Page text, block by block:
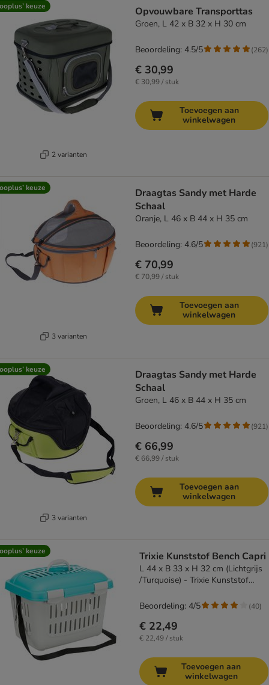
keuze
2 varianten
Opvouwbare Transporttas
Groen, L 42 x B 32 x H 30 cm
€ 30,99
€ 30,99 / stuk
Beoordeling: 4.5/5 (262)
Toevoegen aan
winkelwagen
keuze
3 varianten
Draagtas Sandy met Harde
Schaal
Oranje, L 46 x B 44 x H 35 cm
€ 70,99
€ 70,99 / stuk
Beoordeling: 4.6/5 (921)
Toevoegen aan
winkelwagen
keuze
3 varianten
Draagtas Sandy met Harde
Schaal
Groen, L 46 x B 44 x H 35 cm
€ 66,99
€ 66,99 / stuk
Beoordeling: 4.6/5 (921)
Toevoegen aan
winkelwagen
keuze Trixie Kunststof Bench Capri
L 44 x B 33 x H 32 cm (Lichtgrijs
/Turquoise) - Trixie Kunststof
€ 22,49
€ 22,49 / stuk
Beoordeling: 4/5 (40)
Toevoegen aan
winkelwagen